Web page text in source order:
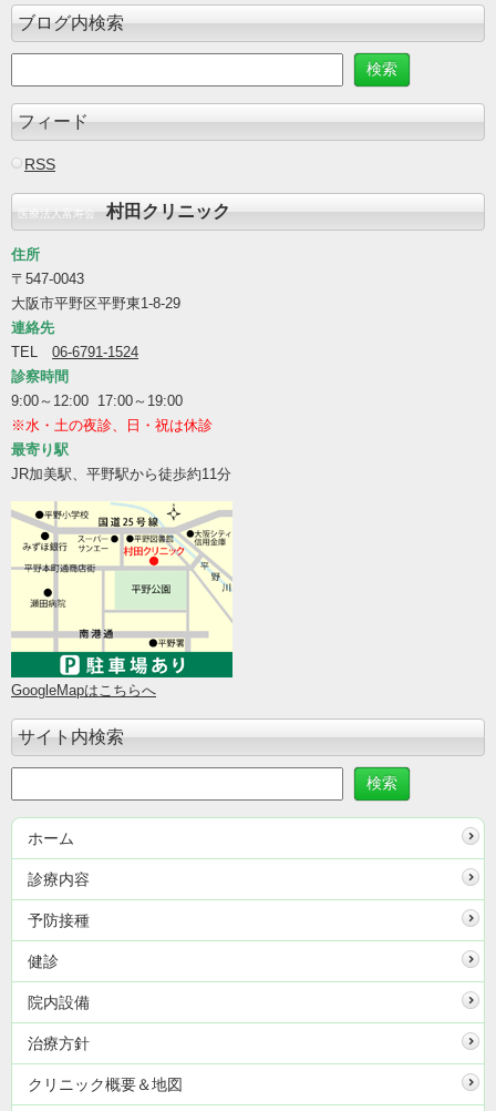
ブログ内検索
フィード
RSS
医療法人富寿会村田クリニック
住所
〒547-0043
大阪市平野区平野東1-8-29
連絡先
TEL 06-6791-1524
診察時間
9:00～12:00 17:00～19:00
※水・土の夜診、日・祝は休診
最寄り駅
JR加美駅、平野駅から徒歩約11分
GoogleMapはこちらへ
サイト内検索
ホーム
診療内容
予防接種
健診
院内設備
治療方針
クリニック概要＆地図